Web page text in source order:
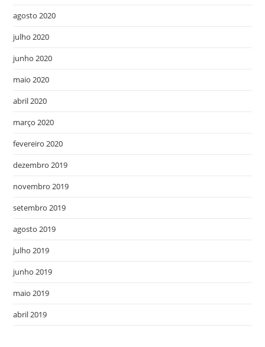
agosto 2020
julho 2020
junho 2020
maio 2020
abril 2020
março 2020
fevereiro 2020
dezembro 2019
novembro 2019
setembro 2019
agosto 2019
julho 2019
junho 2019
maio 2019
abril 2019